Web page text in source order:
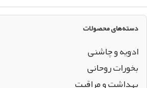
دسته‌های محصولات
ادویه و چاشنی
بخورات روحانی
بهداشت و مراقبت